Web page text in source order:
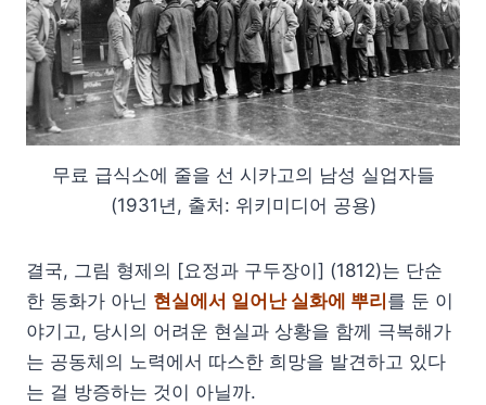
무료 급식소에 줄을 선 시카고의 남성 실업자들
(1931년, 출처: 위키미디어 공용)
결국, 그림 형제의 [요정과 구두장이] (1812)는 단순
한 동화가 아닌 현실에서 일어난 실화에 뿌리 를 둔 이
야기고, 당시의 어려운 현실과 상황을 함께 극복해가
는 공동체의 노력에서 따스한 희망을 발견하고 있다
는 걸 방증하는 것이 아닐까.